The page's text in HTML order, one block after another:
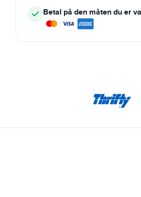
Betal på den måten du er